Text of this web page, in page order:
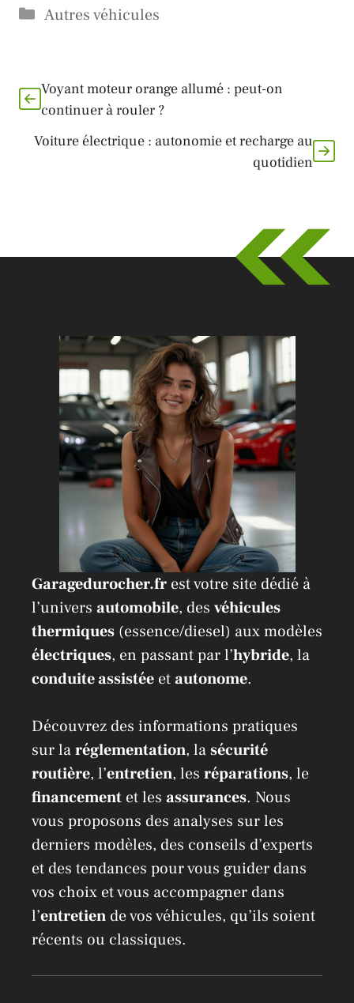
Catégories
Autres véhicules
Voyant moteur orange allumé : peut-on
continuer à rouler ?
Voiture électrique : autonomie et recharge au
quotidien
Garagedurocher.fr est votre site dédié à
l’univers automobile, des véhicules
thermiques (essence/diesel) aux modèles
électriques, en passant par l’hybride, la
conduite assistée etautonome.
Découvrez des informations pratiques
sur laréglementation, lasécurité
routière, l’entretien, les réparations, le
financement et les assurances. Nous
vous proposons des analyses sur les
derniers modèles, des conseils d’experts
et des tendances pour vous guider dans
vos choix et vous accompagner dans
l’entretien de vos véhicules, qu’ils soient
récents ou classiques.